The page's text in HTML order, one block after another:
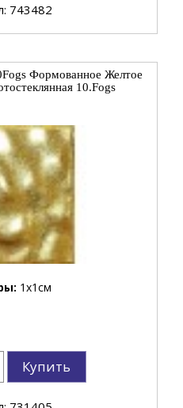
743482
Формованное Желтое
10.Fogs
1x1см
Купить